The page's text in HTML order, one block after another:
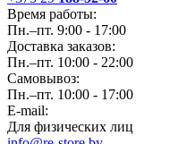
Время работы:
Пн.–пт. 9:00 - 17:00
Доставка заказов:
Пн.–пт. 10:00 - 22:00
Самовывоз:
Пн.–пт. 10:00 - 17:00
E-mail:
Для физических лиц